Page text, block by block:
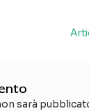
sarà